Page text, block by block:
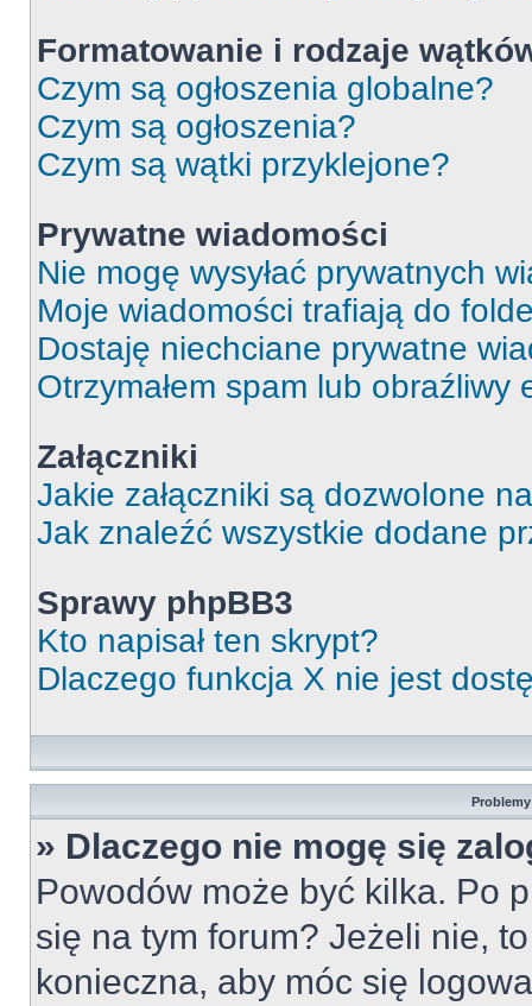
Formatowanie i rodzaje
Czym są ogłoszenia globalne?
Czym są ogłoszenia?
Czym są wątki przyklejone?
Prywatne wiadomości
Nie mogę wysyłać prywatnych
Moje wiadomości trafiają do
Dostaję niechciane prywatne
Otrzymałem spam lub
Załączniki
Jakie załączniki są dozwolone
Jak znaleźć wszystkie dodane
Sprawy phpBB3
Kto napisał ten skrypt?
Dlaczego funkcja X nie jest
» Dlaczego nie mogę się
Powodów może być kilka. Po
się na tym forum? Jeżeli nie,
konieczna, aby móc się